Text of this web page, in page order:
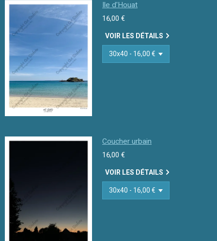
Ile d'Houat
16,00 €
VOIR LES DÉTAILS
Coucher urbain
16,00 €
VOIR LES DÉTAILS